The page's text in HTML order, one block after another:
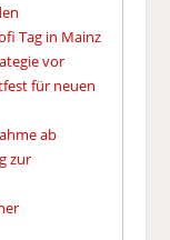
Tag in Mainz
vor
für neuen
ab
zur